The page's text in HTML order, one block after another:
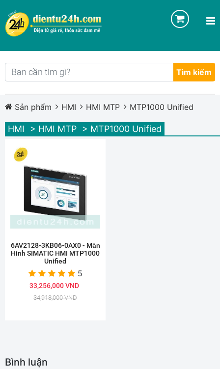
Tìm kiếm
Sản phẩm HMI HMI MTP MTP1000 Unified
HMI > HMI MTP > MTP1000 Unified
6AV2128-3KB06-0AX0 - Màn
Hình SIMATIC HMI MTP1000
Unified
5
33,256,000 VND
34,918,000 VND
Bình luận